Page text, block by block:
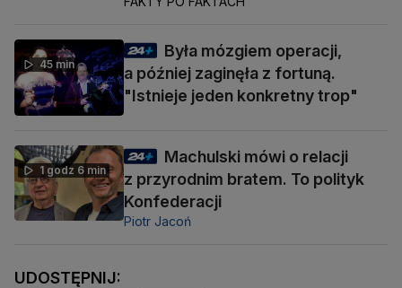
45 min
Była mózgiem operacji,
a później zaginęła z fortuną.
"Istnieje jeden konkretny trop"
1 godz 6 min
Machulski mówi o relacji
z przyrodnim bratem. To polityk
Konfederacji
Piotr Jacoń
UDOSTĘPNIJ: